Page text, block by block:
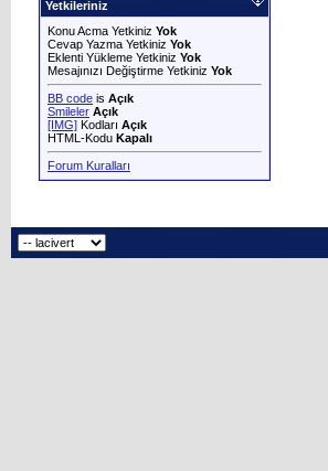
Yetkileriniz
Konu Acma Yetkiniz Yok
Cevap Yazma Yetkiniz Yok
Eklenti Yükleme Yetkiniz Yok
Mesajınızı Değiştirme Yetkiniz Yok
BB code is Açık
Smileler Açık
[IMG] Kodları Açık
HTML-Kodu Kapalı
Forum Kuralları